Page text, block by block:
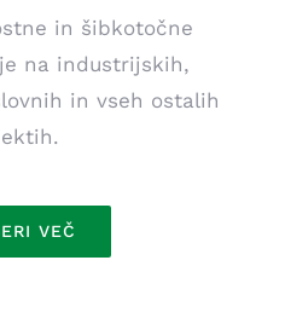
in šibkotočne
na industrijskih,
in vseh ostalih
VEČ